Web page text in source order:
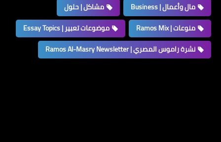
مال وأعمال | Business
مشاكل | حلول
منوعات | Ramos Mix
موضوعات تعبير | Essay Topics
نشرة راموس المصري | Ramos Al-Masry Newsletter